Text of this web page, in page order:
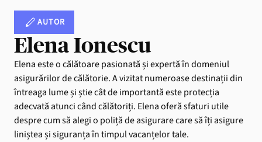
AUTOR
Elena Ionescu
Elena este o călătoare pasionată și expertă în domeniul
asigurărilor de călătorie. A vizitat numeroase destinații din
întreaga lume și știe cât de importantă este protecția
adecvată atunci când călătoriți. Elena oferă sfaturi utile
despre cum să alegi o poliță de asigurare care să îți asigure
liniștea și siguranța în timpul vacanțelor tale.